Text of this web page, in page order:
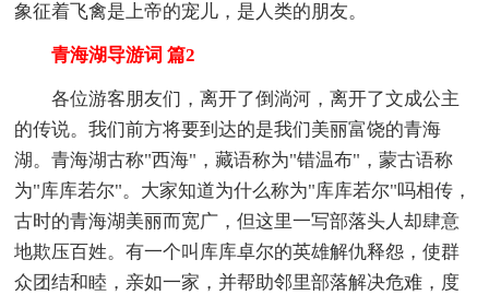
象征着飞禽是上帝的宠儿，是人类的朋友。
青海湖导游词 篇2
各位游客朋友们，离开了倒淌河，离开了文成公主
的传说。我们前方将要到达的是我们美丽富饶的青海
湖。青海湖古称"西海"，藏语称为"错温布"，蒙古语称
为"库库若尔"。大家知道为什么称为"库库若尔"吗相传，
古时的青海湖美丽而宽广，但这里一写部落头人却肆意
地欺压百姓。有一个叫库库卓尔的英雄解仇释怨，使群
众团结和睦，亲如一家，并帮助邻里部落解决危难，度